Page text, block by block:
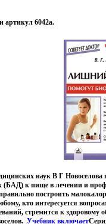
артикул 6042a.
наук В Г
(БАД) к пище в лечении и
построить
кто интересуется
стремится к здоровому
Учебник включает